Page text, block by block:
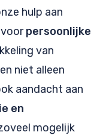
hulp aan
persoonlijke
van
niet alleen
aandacht aan
en
mogelijk